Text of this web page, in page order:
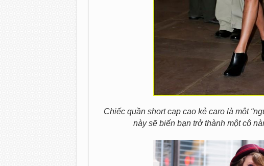
Chiếc quần short cạp cao kẻ caro là một
này sẽ biến bạn trở thành một cô